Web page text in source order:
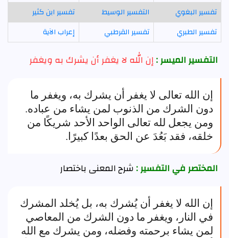
تفسير البغوي
التفسير الوسيط
تفسير ابن كثير
تفسير الطبري
تفسير القرطبي إعراب الآية
التفسير الميسر :إن الله لا يغفر أن يشرك به ويغفر
إن الله تعالى لا يغفر أن يشرك به، ويغفر ما
دون الشرك من الذنوب لمن يشاء من عباده.
ومن يجعل لله تعالى الواحد الأحد شريكًا من
خلقه، فقد بَعُدَ عن الحق بعدًا كبيرًا.
المختصر في التفسير :شرح المعنى باختصار
إن الله لا يغفر أن يُشرك به، بل يُخلد المشرك
في النار، ويغفر ما دون الشرك من المعاصي
لمن يشاء برحمته وفضله، ومن يشرك مع الله